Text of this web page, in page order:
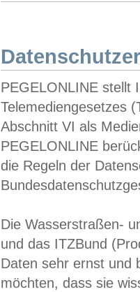
PEGELONLINE stellt
Telemediengesetzes
Abschnitt VI als
PEGELONLINE
die Regeln der
Die Wasserstraßen-
und das ITZBund
Daten sehr ernst und
möchten, dass sie